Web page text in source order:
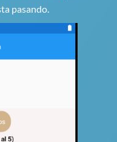
pasando.